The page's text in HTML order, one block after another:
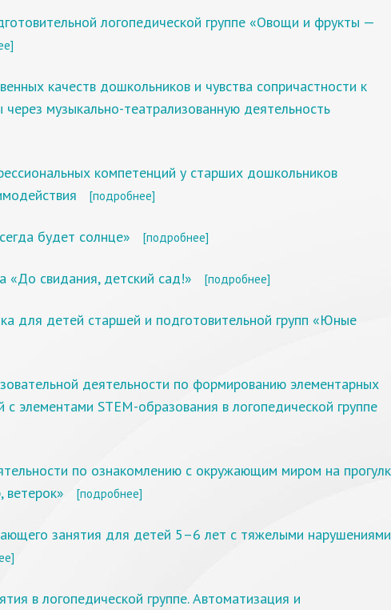
логопедической группе «Овощи и фрукты —
качеств дошкольников и чувства сопричастности к
музыкально-театрализованную деятельность
компетенций у старших дошкольников
[подробнее]
будет солнце» [подробнее]
«До свидания, детский сад!» [подробнее]
для детей старшей и подготовительной групп «Юные
деятельности по формированию элементарных
с элементами STEM-образования в логопедической группе
по ознакомлению с окружающим миром на
ветерок»
[подробнее]
занятия для детей 5–6 лет с тяжелыми нарушениями
в логопедической группе. Автоматизация и